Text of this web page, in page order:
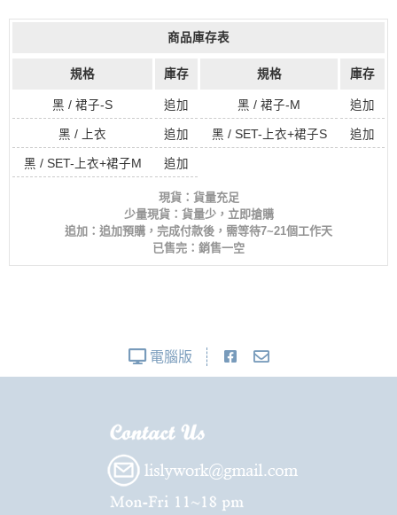
商品庫存表
規格 庫存 規格 庫存
黑 / 裙子-S 追加 黑 / 裙子-M 追加
黑 / 上衣 追加 黑 / SET-上衣+裙子S 追加
黑 / SET-上衣+裙子M 追加
現貨：貨量充足
少量現貨：貨量少，立即搶購
追加：追加預購，完成付款後，需等待7~21個工作天
已售完：銷售一空
電腦版